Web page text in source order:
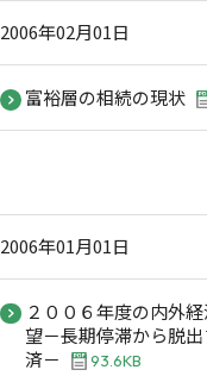
2006年02月01日
富裕層の相続の現状
2006年01月01日
２００６年度の内外
望－長期停滞から脱
済－
93.6KB